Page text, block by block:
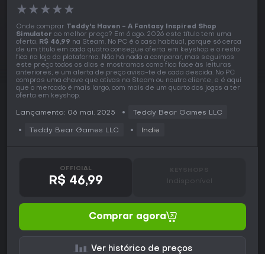
★★★★★
Onde comprar Teddy's Haven - A Fantasy Inspired Shop
Simulator ao melhor preço? Em 6 ago. 2026 este título tem uma
oferta, R$ 46,99 na Steam. No PC é o caso habitual, porque só cerca
de um título em cada quatro consegue oferta em keyshop e o resto
fica na loja da plataforma. Não há nada a comparar, mas seguimos
este preço todos os dias e mostramos como fica face às leituras
anteriores, e um alerta de preço avisa-te de cada descida. No PC
compras uma chave que ativas na Steam ou noutro cliente, e é aqui
que o mercado é mais largo, com mais de um quarto dos jogos a ter
oferta em keyshop.
Lançamento: 06 mai. 2025 Teddy Bear Games LLC
Teddy Bear Games LLC Indie
OFFICIAL
R$ 46,99 Indisponível
Comprar agora
Ver histórico de preços